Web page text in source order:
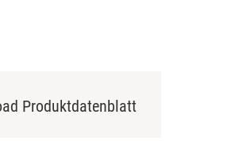
Produktdatenblatt